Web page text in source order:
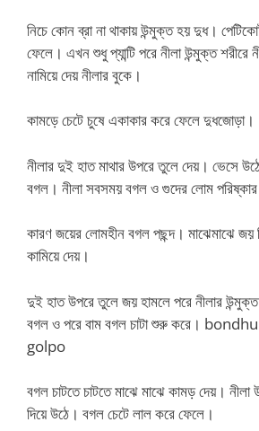
নিচে কোন ব্রা না থাকায় উন্মুক্ত হয় দুধ।
ফেলে। এখন শুধু প্যান্টি পরে নীলা উন্মুক্ত
নামিয়ে দেয় নীলার বুকে।
কামড়ে চেটে চুষে একাকার করে ফেলে দুধজোড়া।
নীলার দুই হাত মাথার উপরে তুলে দেয়। ভেসে উঠে
বগল। নীলা সবসময় বগল ও গুদের লোম পরিষ্কার
কারণ জয়ের লোমহীন বগল পছন্দ। মাঝেমাঝে
কামিয়ে দেয়।
দুই হাত উপরে তুলে জয় হামলে পরে নীলার
বগল ও পরে বাম বগল চাটা শুরু করে।
golpo
বগল চাটতে চাটতে মাঝে মাঝে কামড় দেয়।
দিয়ে উঠে। বগল চেটে লাল করে ফেলে।